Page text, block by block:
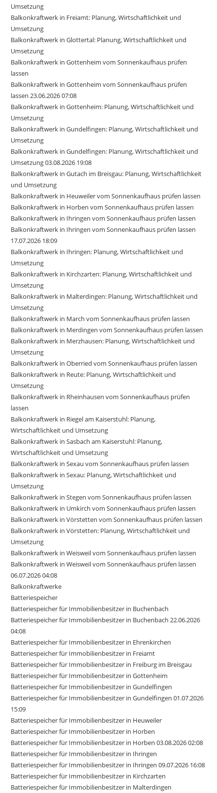
Umsetzung
Balkonkraftwerk in Freiamt: Planung, Wirtschaftlichkeit und
Umsetzung
Balkonkraftwerk in Glottertal: Planung, Wirtschaftlichkeit und
Umsetzung
Balkonkraftwerk in Gottenheim vom Sonnenkaufhaus prüfen
lassen
Balkonkraftwerk in Gottenheim vom Sonnenkaufhaus prüfen
lassen 23.06.2026 07:08
Balkonkraftwerk in Gottenheim: Planung, Wirtschaftlichkeit und
Umsetzung
Balkonkraftwerk in Gundelfingen: Planung, Wirtschaftlichkeit und
Umsetzung
Balkonkraftwerk in Gundelfingen: Planung, Wirtschaftlichkeit und
Umsetzung 03.08.2026 19:08
Balkonkraftwerk in Gutach im Breisgau: Planung, Wirtschaftlichkeit
und Umsetzung
Balkonkraftwerk in Heuweiler vom Sonnenkaufhaus prüfen lassen
Balkonkraftwerk in Horben vom Sonnenkaufhaus prüfen lassen
Balkonkraftwerk in Ihringen vom Sonnenkaufhaus prüfen lassen
Balkonkraftwerk in Ihringen vom Sonnenkaufhaus prüfen lassen
17.07.2026 18:09
Balkonkraftwerk in Ihringen: Planung, Wirtschaftlichkeit und
Umsetzung
Balkonkraftwerk in Kirchzarten: Planung, Wirtschaftlichkeit und
Umsetzung
Balkonkraftwerk in Malterdingen: Planung, Wirtschaftlichkeit und
Umsetzung
Balkonkraftwerk in March vom Sonnenkaufhaus prüfen lassen
Balkonkraftwerk in Merdingen vom Sonnenkaufhaus prüfen lassen
Balkonkraftwerk in Merzhausen: Planung, Wirtschaftlichkeit und
Umsetzung
Balkonkraftwerk in Oberried vom Sonnenkaufhaus prüfen lassen
Balkonkraftwerk in Reute: Planung, Wirtschaftlichkeit und
Umsetzung
Balkonkraftwerk in Rheinhausen vom Sonnenkaufhaus prüfen
lassen
Balkonkraftwerk in Riegel am Kaiserstuhl: Planung,
Wirtschaftlichkeit und Umsetzung
Balkonkraftwerk in Sasbach am Kaiserstuhl: Planung,
Wirtschaftlichkeit und Umsetzung
Balkonkraftwerk in Sexau vom Sonnenkaufhaus prüfen lassen
Balkonkraftwerk in Sexau: Planung, Wirtschaftlichkeit und
Umsetzung
Balkonkraftwerk in Stegen vom Sonnenkaufhaus prüfen lassen
Balkonkraftwerk in Umkirch vom Sonnenkaufhaus prüfen lassen
Balkonkraftwerk in Vörstetten vom Sonnenkaufhaus prüfen lassen
Balkonkraftwerk in Vörstetten: Planung, Wirtschaftlichkeit und
Umsetzung
Balkonkraftwerk in Weisweil vom Sonnenkaufhaus prüfen lassen
Balkonkraftwerk in Weisweil vom Sonnenkaufhaus prüfen lassen
06.07.2026 04:08
Balkonkraftwerke
Batteriespeicher
Batteriespeicher für Immobilienbesitzer in Buchenbach
Batteriespeicher für Immobilienbesitzer in Buchenbach 22.06.2026
04:08
Batteriespeicher für Immobilienbesitzer in Ehrenkirchen
Batteriespeicher für Immobilienbesitzer in Freiamt
Batteriespeicher für Immobilienbesitzer in Freiburg im Breisgau
Batteriespeicher für Immobilienbesitzer in Gottenheim
Batteriespeicher für Immobilienbesitzer in Gundelfingen
Batteriespeicher für Immobilienbesitzer in Gundelfingen 01.07.2026
15:09
Batteriespeicher für Immobilienbesitzer in Heuweiler
Batteriespeicher für Immobilienbesitzer in Horben
Batteriespeicher für Immobilienbesitzer in Horben 03.08.2026 02:08
Batteriespeicher für Immobilienbesitzer in Ihringen
Batteriespeicher für Immobilienbesitzer in Ihringen 09.07.2026 16:08
Batteriespeicher für Immobilienbesitzer in Kirchzarten
Batteriespeicher für Immobilienbesitzer in Malterdingen